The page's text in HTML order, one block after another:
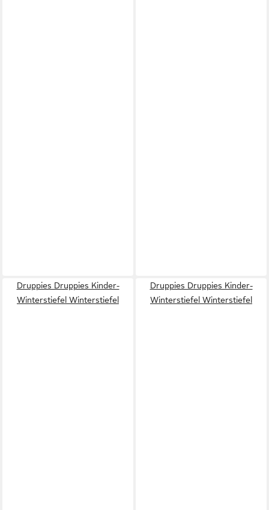
Druppies Druppies Kinder-
Winterstiefel Winterstiefel
Druppies Druppies Kinder-
Winterstiefel Winterstiefel